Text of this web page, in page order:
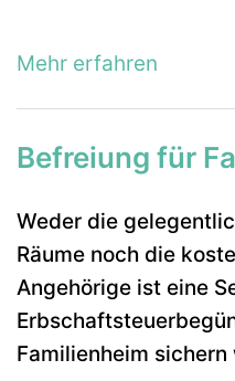
Mehr erfahren
Befreiung für
Weder die
Räume noch die
Angehörige ist eine
Familienheim sichern